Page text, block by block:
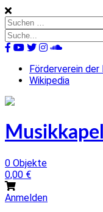
Skip
to
content
Suchen
nach:
Suche
nach:
Förderverein der
Wikipedia
0 Objekte
0,00 €
Anmelden